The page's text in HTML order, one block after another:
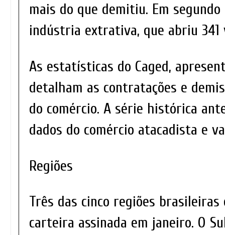
mais do que demitiu. Em
indústria extrativa, que abriu 341
As estatísticas do Caged,
detalham as contratações e
do comércio. A série histórica
dados do comércio atacadista e
Regiões
Três das cinco regiões
carteira assinada em janeiro. O